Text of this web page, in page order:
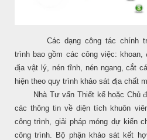
Các dạng công tác chính
trình bao gồm các công việc: khoan,
địa vật lý, nén tĩnh, nén ngang, cắt
hiện theo quy trình khảo sát địa chất
Nhà Tư vấn Thiết kế hoặc Chủ
các thông tin về diện tích khuôn
công trình, giải pháp móng dự kiến
công trình. Bộ phận khảo sát kết